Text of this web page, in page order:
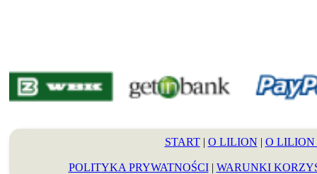
START| O LILION | O
POLITYKA PRYWATNOŚCI| WARUNKI